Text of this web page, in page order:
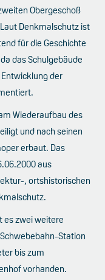
Obergeschoß
Denkmalschutz ist
für die Geschichte
das Schulgebäude
der
Wiederaufbau des
und nach seinen
erbaut. Das
aus
, ortshistorischen
es zwei weitere
Station
bis zum
vorhanden.